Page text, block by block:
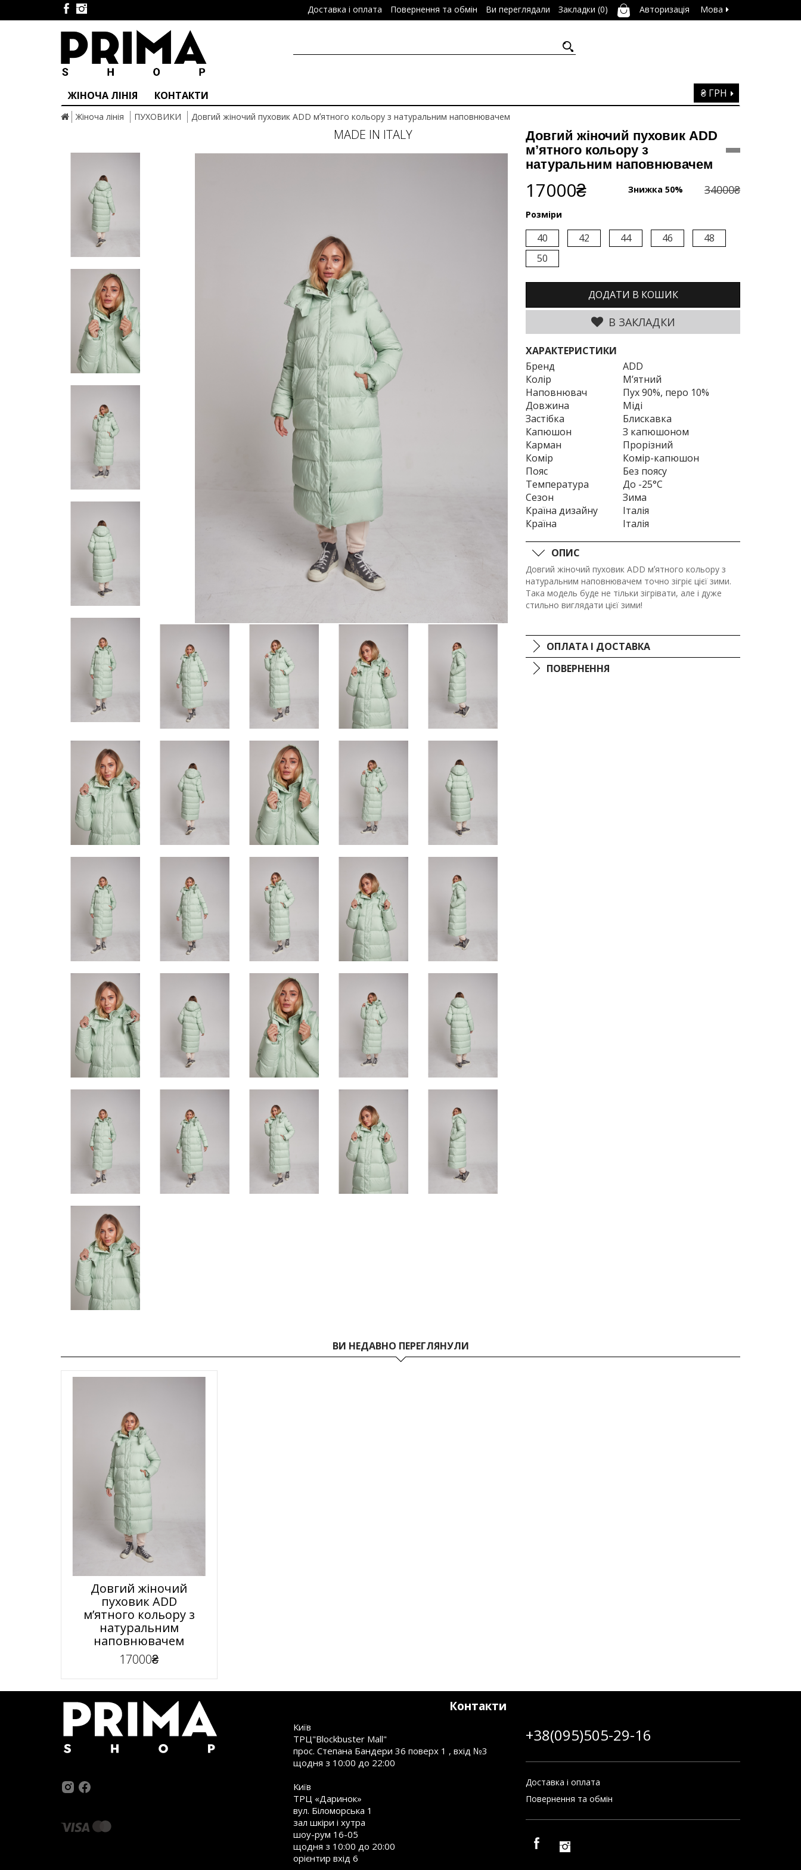
Мова
Доставка і оплата Повернення та обмін Ви переглядали Закладки (0) Авторизація
₴ ГРН
ЖІНОЧА ЛІНІЯ КОНТАКТИ
Жіноча лінія ПУХОВИКИ Довгий жіночий пуховик ADD мʼятного кольору з натуральним наповнювачем
MADE IN ITALY
Довгий жіночий пуховик ADD
мʼятного кольору з
натуральним наповнювачем
17000₴ Знижка 50% 34000₴
Розміри
40 42 44 46
48
50
ДОДАТИ В КОШИК
В ЗАКЛАДКИ
ХАРАКТЕРИСТИКИ
Бренд
ADD
Колір
Мʼятний
Наповнювач
Пух 90%, перо 10%
Довжина
Міді
Застібка
Блискавка
Капюшон
З капюшоном
Карман
Прорізний
Комір
Комір-капюшон
Пояс
Без поясу
Температура
До -25°C
Сезон
Зима
Країна дизайну
Італія
Країна
Італія
ОПИС
Довгий жіночий пуховик ADD мʼятного кольору з
натуральним наповнювачем точно зігріє цієї зими.
Така модель буде не тільки зігрівати, але і дуже
стильно виглядати цієї зими!
ОПЛАТА І ДОСТАВКА
ПОВЕРНЕННЯ
ВИ НЕДАВНО ПЕРЕГЛЯНУЛИ
Довгий жіночий
пуховик ADD
мʼятного кольору з
натуральним
наповнювачем
17000₴
Контакти
Київ
ТРЦ"Blockbuster Mall"
прос. Степана Бандери 36 поверх 1 , вхід №3
щодня з 10:00 до 22:00
Київ
ТРЦ «Даринок»
вул. Біломорська 1
зал шкіри і хутра
шоу-рум 16-05
щодня з 10:00 до 20:00
орієнтир вхід 6
+38(095)505-29-16
Доставка і оплата
Повернення та обмін